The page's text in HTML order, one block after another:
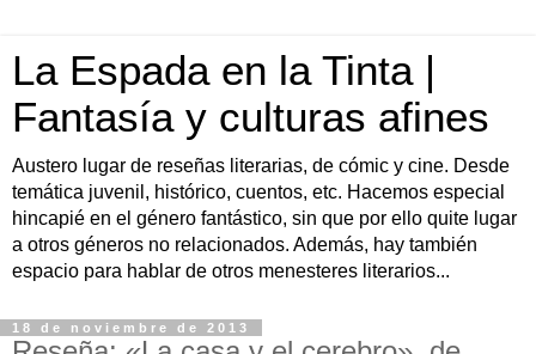
La Espada en la Tinta |
Fantasía y culturas afines
Austero lugar de reseñas literarias, de cómic y cine. Desde
temática juvenil, histórico, cuentos, etc. Hacemos especial
hincapié en el género fantástico, sin que por ello quite lugar
a otros géneros no relacionados. Además, hay también
espacio para hablar de otros menesteres literarios...
18 de noviembre de 2013